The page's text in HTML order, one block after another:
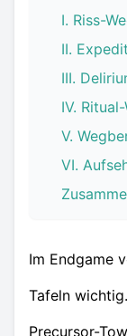
I. Riss-
II.
III.
IV.
V.
VI.
Im Endgame
Tafeln
Precursor-